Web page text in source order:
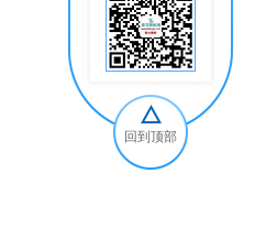
回到顶部